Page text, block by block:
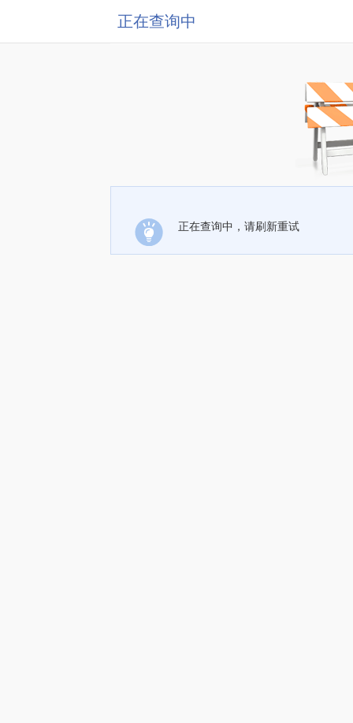
正在查询中
正在查询中，请刷新重试